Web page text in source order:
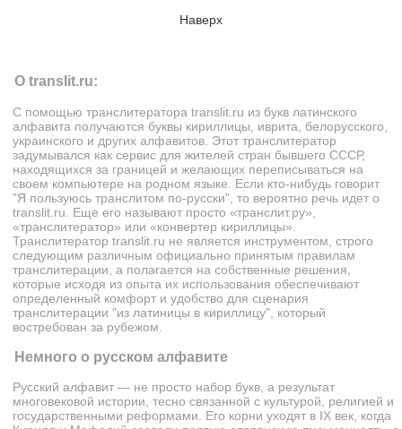
Наверх
О translit.ru:
С помощью транслитератора translit.ru из букв латинского
алфавита получаются буквы кириллицы, иврита, белорусского,
украинского и других алфавитов. Этот транслитератор
задумывался как сервис для жителей стран бывшего СССР,
находящихся за границей и желающих переписываться на
своем компьютере на родном языке. Если кто-нибудь говорит
"Я пользуюсь транслитом по-русски", то вероятно речь идет о
translit.ru. Еще его называют просто «транслит.ру»,
«транслитератор» или «конвертер кириллицы».
Транслитератор translit.ru не является инструментом, строго
следующим различным официально принятым правилам
транслитерации, а полагается на собственные решения,
которые исходя из опыта их использования обеспечивают
определенный комфорт и удобство для сценария
транслитерации "из латиницы в кириллицу", который
востребован за рубежом.
Немного о русском алфавите
Русский алфавит — не просто набор букв, а результат
многовековой истории, тесно связанной с культурой, религией и
государственными реформами. Его корни уходят в IX век, когда